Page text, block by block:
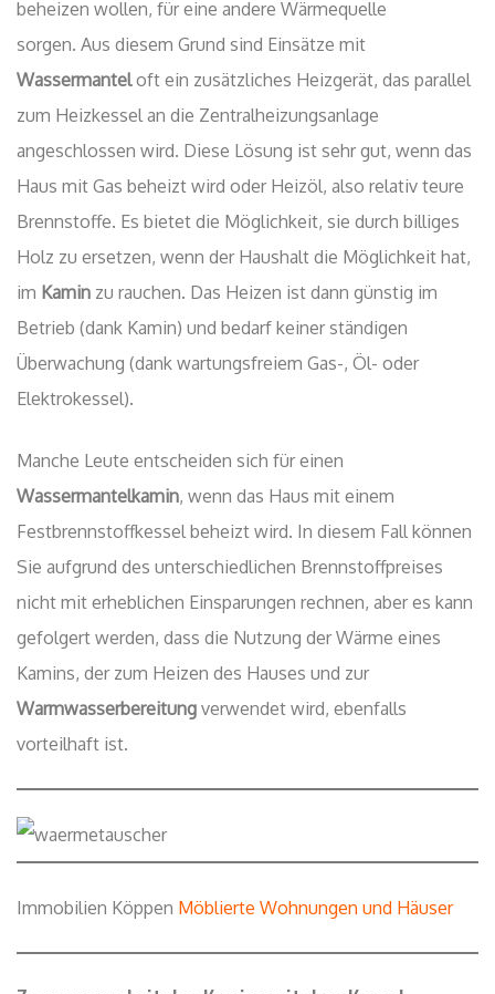
beheizen wollen, für eine andere Wärmequelle
sorgen. Aus diesem Grund sind Einsätze mit
Wassermanteloft ein zusätzliches Heizgerät, das parallel
zum Heizkessel an die Zentralheizungsanlage
angeschlossen wird. Diese Lösung ist sehr gut, wenn das
Haus mit Gas beheizt wird oder Heizöl, also relativ teure
Brennstoffe. Es bietet die Möglichkeit, sie durch billiges
Holz zu ersetzen, wenn der Haushalt die Möglichkeit hat,
im Kamin zu rauchen. Das Heizen ist dann günstig im
Betrieb (dank Kamin) und bedarf keiner ständigen
Überwachung (dank wartungsfreiem Gas-, Öl- oder
Elektrokessel).
Manche Leute entscheiden sich für einen
Wassermantelkamin, wenn das Haus mit einem
Festbrennstoffkessel beheizt wird. In diesem Fall können
Sie aufgrund des unterschiedlichen Brennstoffpreises
nicht mit erheblichen Einsparungen rechnen, aber es kann
gefolgert werden, dass die Nutzung der Wärme eines
Kamins, der zum Heizen des Hauses und zur
Warmwasserbereitung verwendet wird, ebenfalls
vorteilhaft ist.
Immobilien Köppen Möblierte Wohnungen und Häuser